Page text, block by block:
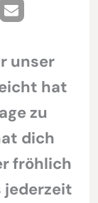
unser
hat
zu
dich
fröhlich
jederzeit